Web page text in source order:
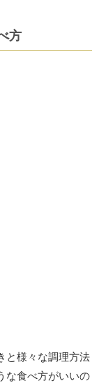
方
と様々な調理方法
な食べ方がいいの